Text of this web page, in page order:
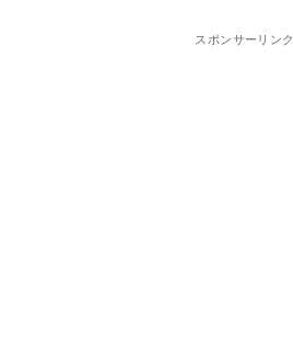
スポンサーリンク